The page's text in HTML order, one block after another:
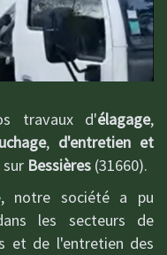
travaux d'élagage,
, d'entretien et
sur Bessières (31660).
notre société a pu
les secteurs de
et de l'entretien des